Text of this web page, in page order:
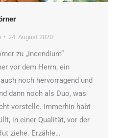
24. August 2020
zu „Incendium“
vor dem Herrn, ein
noch hervorragend und
dann noch als Duo, was
vorstelle. Immerhin habt
in einer Qualität, vor der
ziehe. Erzähle…